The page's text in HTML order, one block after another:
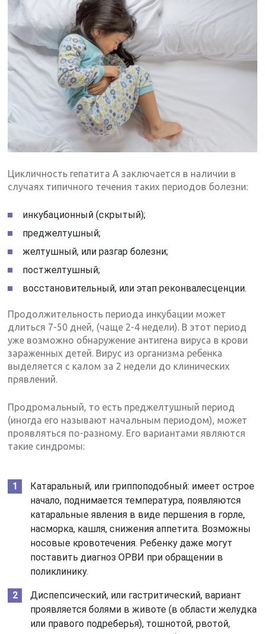
Цикличность гепатита А заключается в наличии в
случаях типичного течения таких периодов болезни:
инкубационный (скрытый);
преджелтушный;
желтушный, или разгар болезни;
постжелтушный;
восстановительный, или этап реконвалесценции.
Продолжительность периода инкубации может
длиться 7-50 дней, (чаще 2-4 недели). В этот период
уже возможно обнаружение антигена вируса в крови
зараженных детей. Вирус из организма ребенка
выделяется с калом за 2 недели до клинических
прявлений.
Продромальный, то есть преджелтушный период
(иногда его называют начальным периодом), может
проявляться по-разному. Его вариантами являются
такие синдромы:
Катаральный, или гриппоподобный: имеет острое
начало, поднимается температура, появляются
катаральные явления в виде першения в горле,
насморка, кашля, снижения аппетита. Возможны
носовые кровотечения. Ребенку даже могут
поставить диагноз ОРВИ при обращении в
поликлинику.
Диспепсический, или гастритический, вариант
проявляется болями в животе (в области желудка
или правого подреберья), тошнотой, рвотой,